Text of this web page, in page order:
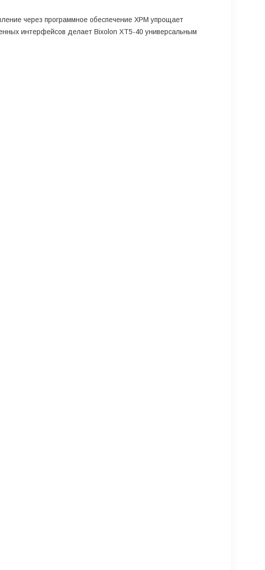
через программное обеспечение XPM упрощает
интерфейсов делает Bixolon XT5-40 универсальным